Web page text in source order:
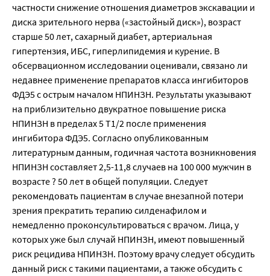
частности снижение отношения диаметров экскавации и
диска зрительного нерва («застойный диск»), возраст
старше 50 лет, сахарный диабет, артериальная
гипертензия, ИБС, гиперлипидемия и курение. В
обсервационном исследовании оценивали, связано ли
недавнее применение препаратов класса ингибиторов
ФДЭ5 с острым началом НПИНЗН. Результаты указывают
на приблизительно двукратное повышение риска
НПИНЗН в пределах 5 Т1/2 после применения
ингибитора ФДЭ5. Согласно опубликованным
литературным данным, годичная частота возникновения
НПИНЗН составляет 2,5-11,8 случаев на 100 000 мужчин в
возрасте ? 50 лет в общей популяции. Следует
рекомендовать пациентам в случае внезапной потери
зрения прекратить терапию силденафилом и
немедленно проконсультироваться с врачом. Лица, у
которых уже был случай НПИНЗН, имеют повышенный
риск рецидива НПИНЗН. Поэтому врачу следует обсудить
данный риск с такими пациентами, а также обсудить с